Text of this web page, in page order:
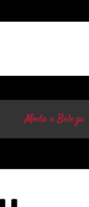
Moda e Beleza